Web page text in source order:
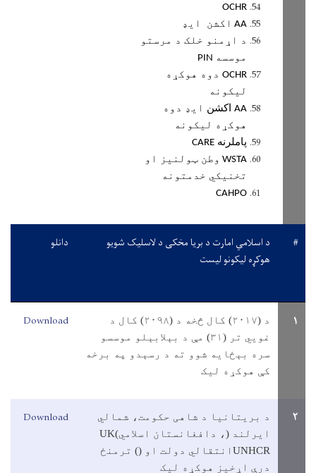
OCHR
AA اکشن ايډ
د اړمنو خلک د مرستو
موسسه PIN
OCHR دوه هوکړه
ليکونه
AA اکشن ايډ دوه
هوکړه ليکونه
پاملرنه CARE
WSTA وطن ټولنيز او
تخنيکي خدمتونه
CAHPO
#
د اسلامي امارت د بریا مخکی د لاسلیک شویو
هوکړه لیکونو لیست
دانلو
۱ د (۲۰۱۷) کال څخه د (۲۰۹۸) کال د
غويي تر ( ۳۱) مې د بېلابېلو موسسو
سره بېځايه شوو ته د رسېدو په برخه
کې هوکړه ليک
Download
۲
د بريتانيا د شاهی حکومت، شمالي
ايرلند (
UK)، دافغانستان اسلامي
انتقالي دولت او ( UNHCR
) ترمنځ
درې اړخيز هوکړه ليک
Download